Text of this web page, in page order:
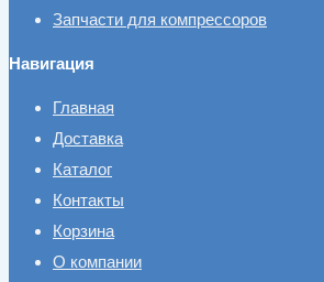
Запчасти для компрессоров
Навигация
Главная
Доставка
Каталог
Контакты
Корзина
О компании